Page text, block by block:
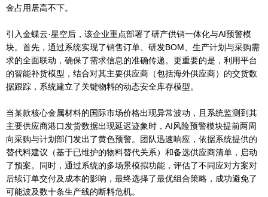
金占用居高不下。
引入金蝶云·星空后，该企业重点部署了研产供销一体化与AI预警模
块。首先，通过系统实现了销售订单、研发BOM、生产计划与采购需
求的全面联动，确保了需求信息的准确传递。更重要的是，利用平台
的智能补货模型，结合对其主要供应商（包括海外供应商）的交货数
据跟踪，系统建立了关键物料的动态安全库存模型。
当某款核心金属材料的国际市场价格出现异常波动，且系统监测到其
主要供应商港口发货数据出现延迟迹象时，AI风险预警模块提前两周
向采购与计划部门发出了黄色预警。团队迅速响应，依据系统提供的
替代料建议（基于已维护的物料替代关系）和备选供应商清单，启动
了预案。同时，通过系统的多场景模拟功能，评估了不同应对方案对
后续订单交付及成本的影响，最终选择了最优组合策略，成功避免了
可能波及数十条生产线的断料危机。